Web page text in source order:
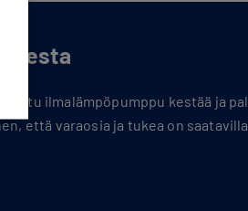
ilmalämpöpumppu kestää ja
että varaosia ja tukea on